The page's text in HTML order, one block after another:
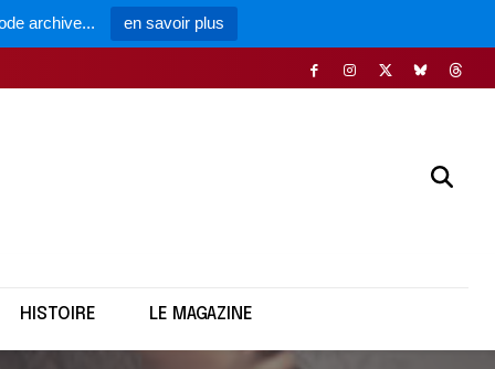
archive... en savoir plus
HISTOIRE LE MAGAZINE